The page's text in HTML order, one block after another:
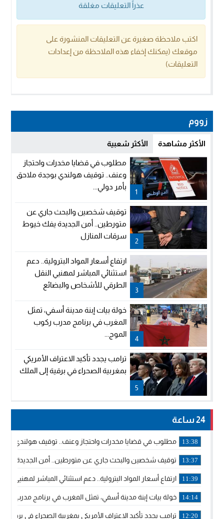
عذراً التعليقات مغلقة
اكتب ملاحظة صغيرة عن التعليقات المنشورة على
موقعك (يمكنك إخفاء هذه الملاحظة من إعدادات
التعليقات)
زووم
الأكثر مشاهدة الأكثر شعبية
1
مطلوب في قضايا مخدرات واحتجاز
وعنف.. توقيف هولندي بوجدة ملاحق
بأمر دولي...
2
توقيف شخصين والبحث جاري عن
متورطين.. أمن الجديدة يفك خيوط
سرقات المنازل
3
ارتفاع أسعار المواد البترولية.. دعم
استثنائي المباشر لمهنيي النقل
الطرقي للأشخاص والبضائع
4
خولة بيات إبنة مدينة أسفي، تمثل
المغرب في برنامج مدرب ركوب
الموج...
5
ترامب يجدد تأكيد الاعتراف الأمريكي
بمغربية الصحراء في برقية إلى الملك
24 ساعة
13:38 مطلوب في قضايا مخدرات واحتجاز وعنف.. توقيف هولندي
13:37 توقيف شخصين والبحث جاري عن متورطين.. أمن الجديدة يفك
11:39 ارتفاع أسعار المواد البترولية.. دعم استثنائي المباشر لمهنيي
14:14 خولة بيات إبنة مدينة أسفي، تمثل المغرب في برنامج مدرب
12:20 ترامب يجدد تأكيد الاعتراف الأمريكي بمغربية الصحراء في برقية